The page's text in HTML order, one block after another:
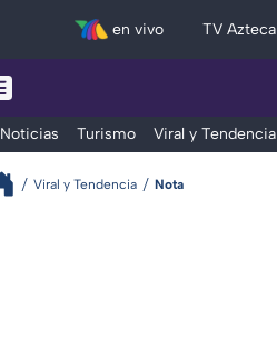
en vivo TV Azteca
Noticias Turismo Viral y Tendencia
Viral y Tendencia Nota